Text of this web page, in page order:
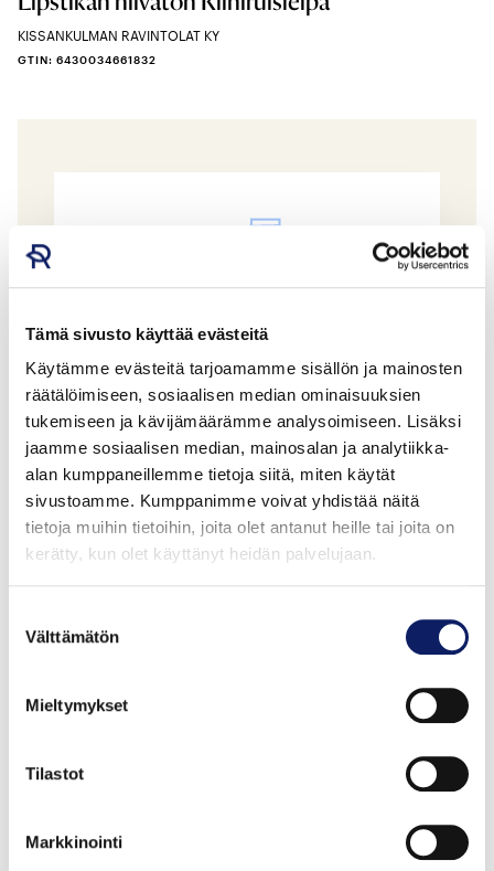
Tämä sivusto käyttää evästeitä
Käytämme evästeitä tarjoamamme sisällön ja mainosten
räätälöimiseen, sosiaalisen median ominaisuuksien
tukemiseen ja kävijämäärämme analysoimiseen. Lisäksi
jaamme sosiaalisen median, mainosalan ja analytiikka-
alan kumppaneillemme tietoja siitä, miten käytät
sivustoamme. Kumppanimme voivat yhdistää näitä
tietoja muihin tietoihin, joita olet antanut heille tai joita on
kerätty, kun olet käyttänyt heidän palvelujaan.
valinta
Välttämätön
Mieltymykset
Tilastot
Markkinointi
KISSANKULMAN RAVINTOLAT KY
GTIN: 6430034661832
Lipstikan hiivaton ruisleipä n. 1000 g
KISSANKULMAN RAVINTOLAT KY
GTIN: 6430034662556